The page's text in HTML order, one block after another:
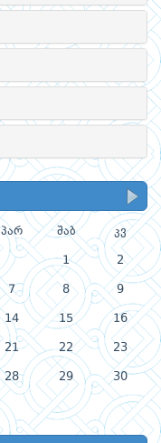
პარ შაბ კვ
1 2
7 8 9
14 15 16
21 22 23
28 29 30